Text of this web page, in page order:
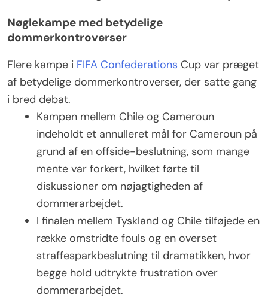
Nøglekampe med betydelige
dommerkontroverser
Flere kampe i FIFA Confederations Cup var præget
af betydelige dommerkontroverser, der satte gang
i bred debat.
Kampen mellem Chile og Cameroun
indeholdt et annulleret mål for Cameroun på
grund af en offside-beslutning, som mange
mente var forkert, hvilket førte til
diskussioner om nøjagtigheden af
dommerarbejdet.
I finalen mellem Tyskland og Chile tilføjede en
række omstridte fouls og en overset
straffesparkbeslutning til dramatikken, hvor
begge hold udtrykte frustration over
dommerarbejdet.